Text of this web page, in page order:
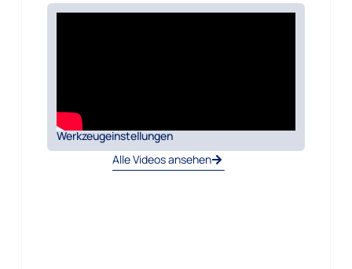
Werkzeugeinstellungen
Alle Videos ansehen